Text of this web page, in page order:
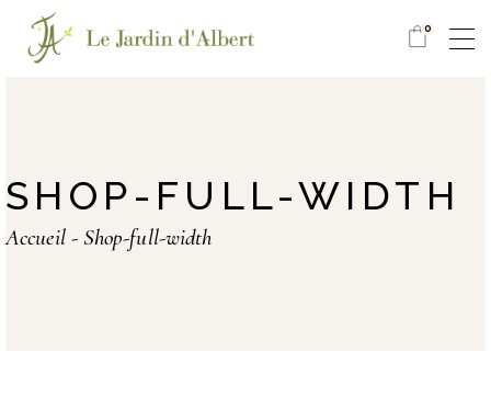
0
SHOP-FULL-WIDTH
Accueil Shop-full-width